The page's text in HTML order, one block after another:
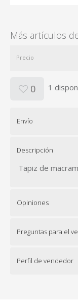
Más artículos
Precio
0 1
Envío
Descripción
Tapiz de
Opiniones
Preguntas para el
Perfil de vendedor